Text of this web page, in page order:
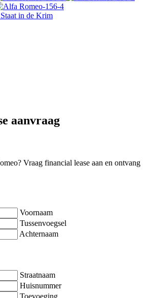
in de Krim
aanvraag
Vraag financial lease aan en ontvang
Voornaam
Tussenvoegsel
Achternaam
Straatnaam
Huisnummer